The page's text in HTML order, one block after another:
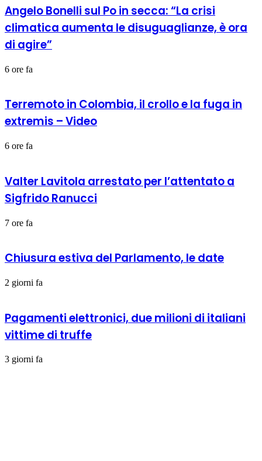
Angelo Bonelli sul Po in secca: “La crisi
climatica aumenta le disuguaglianze, è ora
di agire”
6 ore fa
Terremoto in Colombia, il crollo e la fuga in
extremis – Video
6 ore fa
Valter Lavitola arrestato per l’attentato a
Sigfrido Ranucci
7 ore fa
Chiusura estiva del Parlamento, le date
2 giorni fa
Pagamenti elettronici, due milioni di italiani
vittime di truffe
3 giorni fa